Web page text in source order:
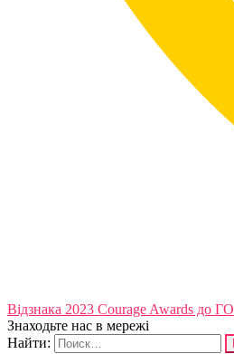
Відзнака 2023 Courage Awards до
Знаходьте нас в мережі
Найти: